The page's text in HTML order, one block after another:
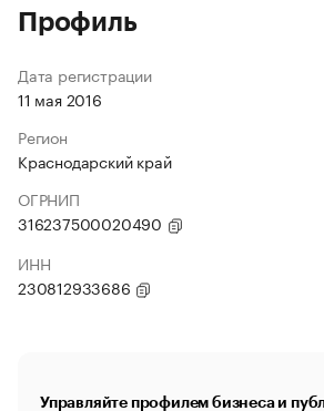
Профиль
Дата регистрации
11 мая 2016
Регион
Краснодарский край
ОГРНИП
316237500020490
ИНН
230812933686
Управляйте профилем бизнеса и